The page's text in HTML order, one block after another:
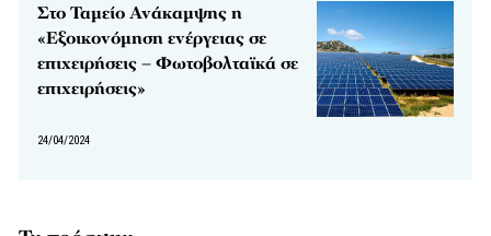
Στο Ταμείο Ανάκαμψης η
«Εξοικονόμηση ενέργειας σε
επιχειρήσεις – Φωτοβολταϊκά σε
επιχειρήσεις»
24/04/2024